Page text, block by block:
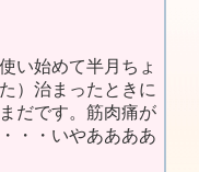
い始めて半月ちょ
）治まったときに
だです。筋肉痛が
・・いやああああ